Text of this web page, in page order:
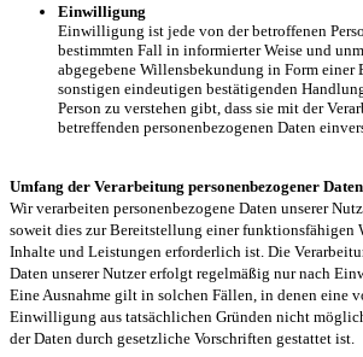
Einwilligung
Einwilligung ist jede von der betroffenen
bestimmten Fall in informierter Weise und
abgegebene Willensbekundung in Form einer
sonstigen eindeutigen bestätigenden
Person zu verstehen gibt, dass sie mit der
betreffenden personenbezogenen Daten
Umfang der Verarbeitung personenbezogener Daten
Wir verarbeiten personenbezogene Daten unserer
soweit dies zur Bereitstellung einer funktionsfähigen
Inhalte und Leistungen erforderlich ist. Die
Daten unserer Nutzer erfolgt regelmäßig nur nach
Eine Ausnahme gilt in solchen Fällen, in denen eine
Einwilligung aus tatsächlichen Gründen nicht
der Daten durch gesetzliche Vorschriften gestattet ist.